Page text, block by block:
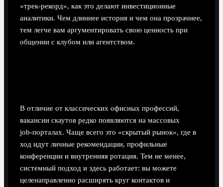
«трек‑рекорд», как это делают инвестиционные
аналитики. Чем длиннее история и чем она прозрачнее,
тем легче вам аргументировать свою ценность при
общении с клубом или агентством.
В отличие от классических офисных профессий,
вакансии скаутов редко появляются на массовых
job‑порталах. Чаще всего это «скрытый рынок», где в
ход идут личные рекомендации, профильные
конференции и внутренняя ротация. Тем не менее,
системный подход и здесь работает: вы можете
целенаправленно расширять круг контактов и